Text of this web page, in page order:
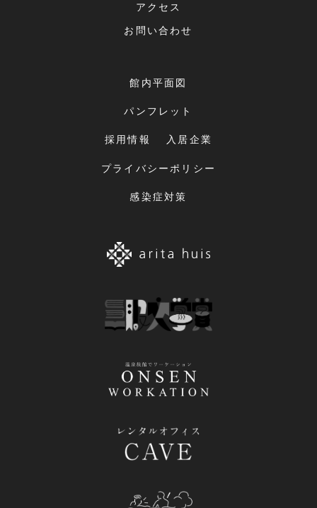
アクセス
お問い合わせ
館内平面図
パンフレット
採用情報 入居企業
プライバシーポリシー
感染症対策